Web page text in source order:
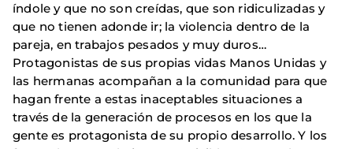
índole y que no son creídas, que son ridiculizadas y
que no tienen adonde ir; la violencia dentro de la
pareja, en trabajos pesados y muy duros…
Protagonistas de sus propias vidas Manos Unidas y
las hermanas acompañan a la comunidad para que
hagan frente a estas inaceptables situaciones a
través de la generación de procesos en los que la
gente es protagonista de su propio desarrollo. Y los